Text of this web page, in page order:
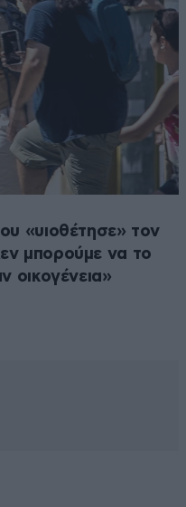
«υιοθέτησε» τον
μπορούμε να το
οικογένεια»